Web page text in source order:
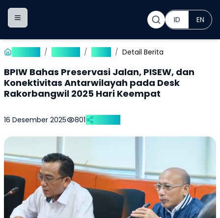
Toggle navigation menu ID EN
/ / / Detail Berita
BPIW Bahas Preservasi Jalan, PISEW, dan
Konektivitas Antarwilayah pada Desk
Rakorbangwil 2025 Hari Keempat
16 Desember 2025 801